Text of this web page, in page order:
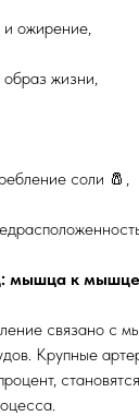
ожирение,
жизни,
соли 🧂,
мышца к
связано с
Крупные